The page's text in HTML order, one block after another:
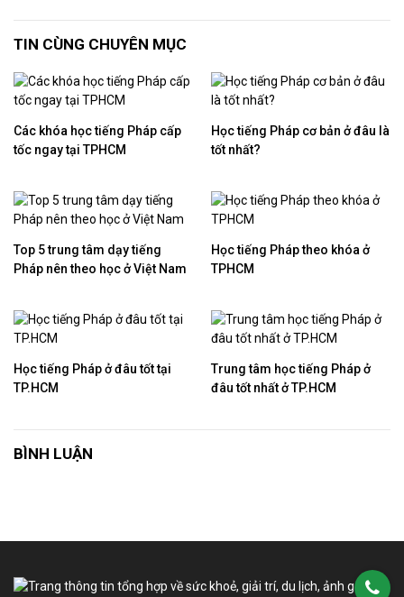
TIN CÙNG CHUYÊN MỤC
Các khóa học tiếng Pháp cấp
tốc ngay tại TPHCM
Học tiếng Pháp cơ bản ở đâu là
tốt nhất?
Top 5 trung tâm dạy tiếng
Pháp nên theo học ở Việt Nam
Học tiếng Pháp theo khóa ở
TPHCM
Học tiếng Pháp ở đâu tốt tại
TP.HCM
Trung tâm học tiếng Pháp ở
đâu tốt nhất ở TP.HCM
BÌNH LUẬN